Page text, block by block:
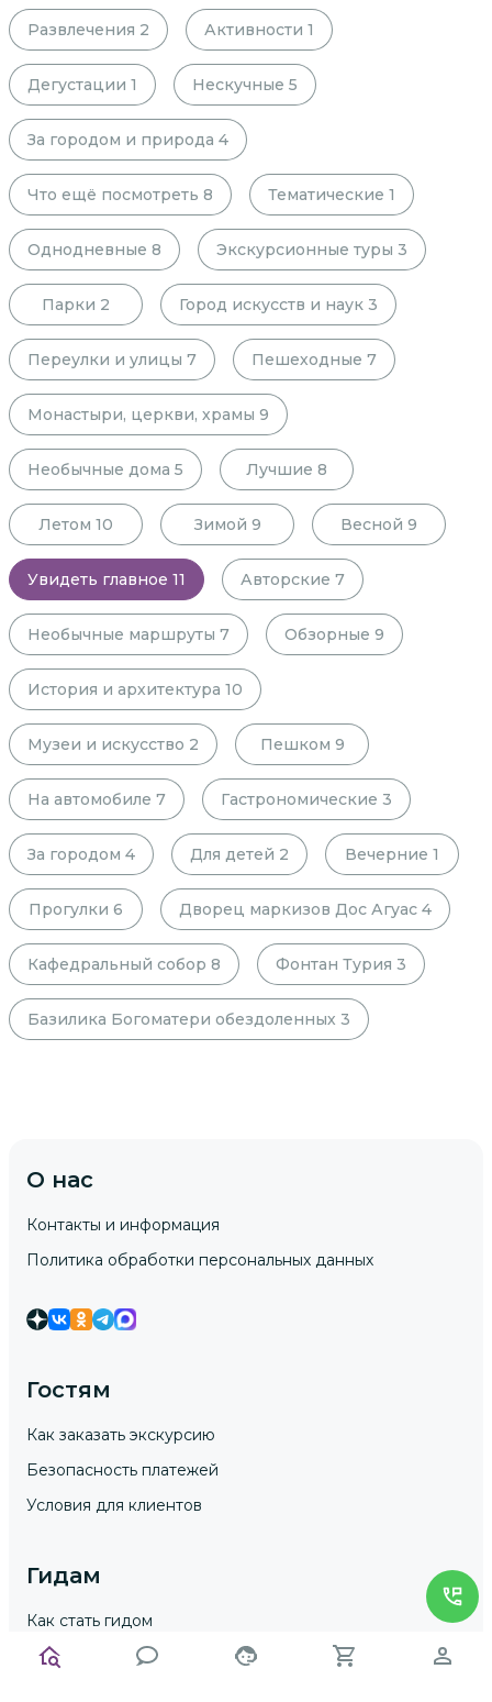
Развлечения 2 Активности 1
Дегустации 1 Нескучные 5
За городом и природа 4
Что ещё посмотреть 8 Тематические 1
Однодневные 8 Экскурсионные туры 3
Парки 2 Город искусств и наук 3
Переулки и улицы 7 Пешеходные 7
Монастыри, церкви, храмы 9
Необычные дома 5 Лучшие 8
Летом 10 Зимой 9 Весной 9
Увидеть главное 11 Авторские 7
Необычные маршруты 7 Обзорные 9
История и архитектура 10
Музеи и искусство 2 Пешком 9
На автомобиле 7 Гастрономические 3
За городом 4 Для детей 2 Вечерние 1
Прогулки 6 Дворец маркизов Дос Агуас 4
Кафедральный собор 8 Фонтан Турия 3
Базилика Богоматери обездоленных 3
О нас
Контакты и информация
Политика обработки персональных данных
Гостям
Как заказать экскурсию
Безопасность платежей
Условия для клиентов
Гидам
Как стать гидом
Условия для гидов